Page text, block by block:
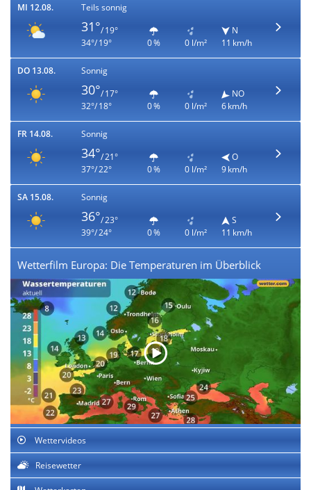
MI 12.08. Teils sonnig
31°/ 19°
34°/ 19°
0 % 0 l/m²
N
11 km/h
DO 13.08. Sonnig
30°/ 17°
32°/ 18°
0 % 0 l/m²
NO
6 km/h
FR 14.08. Sonnig
34°/ 21°
37°/ 22°
0 % 0 l/m²
O
9 km/h
SA 15.08. Sonnig
36°/ 23°
39°/ 24°
0 % 0 l/m²
S
11 km/h
Wetterfilm Europa: Die Temperaturen im Überblick
Wettervideos
Reisewetter